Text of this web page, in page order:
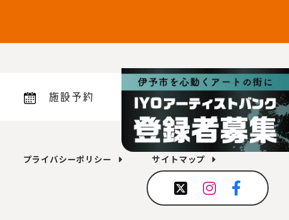
施設予約
プライバシーポリシー サイトマップ